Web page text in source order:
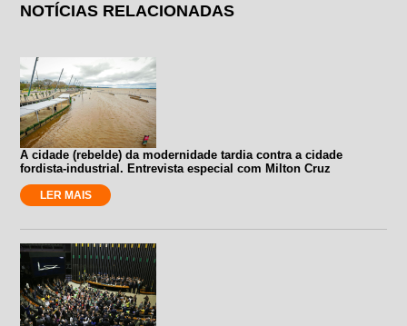
NOTÍCIAS RELACIONADAS
A cidade (rebelde) da modernidade tardia contra a cidade
fordista-industrial. Entrevista especial com Milton Cruz
LER MAIS